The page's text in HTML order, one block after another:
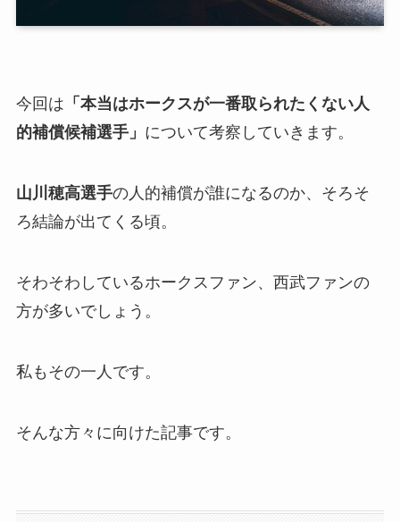
今回は 「本当はホークスが一番取られたくない人
的補償候補選手」 について考察していきます。
山川穂高選手の人的補償が誰になるのか、そろそ
ろ結論が出てくる頃。
そわそわしているホークスファン、西武ファンの
方が多いでしょう。
私もその一人です。
そんな方々に向けた記事です。